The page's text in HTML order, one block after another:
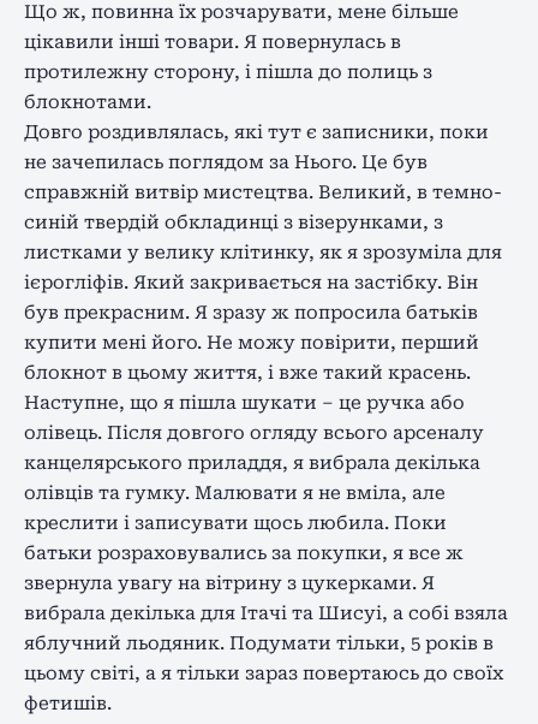
Що ж, повинна їх розчарувати, мене більше
цікавили інші товари. Я повернулась в
протилежну сторону, і пішла до полиць з
блокнотами.
Довго роздивлялась, які тут є записники, поки
не зачепилась поглядом за Нього. Це був
справжній витвір мистецтва. Великий, в темно-
синій твердій обкладинці з візерунками, з
листками у велику клітинку, як я зрозуміла для
ієрогліфів. Який закривається на застібку. Він
був прекрасним. Я зразу ж попросила батьків
купити мені його. Не можу повірити, перший
блокнот в цьому життя, і вже такий красень.
Наступне, що я пішла шукати – це ручка або
олівець. Після довгого огляду всього арсеналу
канцелярського приладдя, я вибрала декілька
олівців та гумку. Малювати я не вміла, але
креслити і записувати щось любила. Поки
батьки розраховувались за покупки, я все ж
звернула увагу на вітрину з цукерками. Я
вибрала декілька для Ітачі та Шисуі, а собі взяла
яблучний льодяник. Подумати тільки, 5 років в
цьому світі, а я тільки зараз повертаюсь до своїх
фетишів.